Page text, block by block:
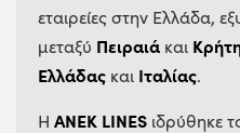
εταιρείες στην Ελλάδα,
μεταξύ Πειραιά και
Ελλάδας και Ιταλίας.
Η ANEK LINES ιδρύθηκε